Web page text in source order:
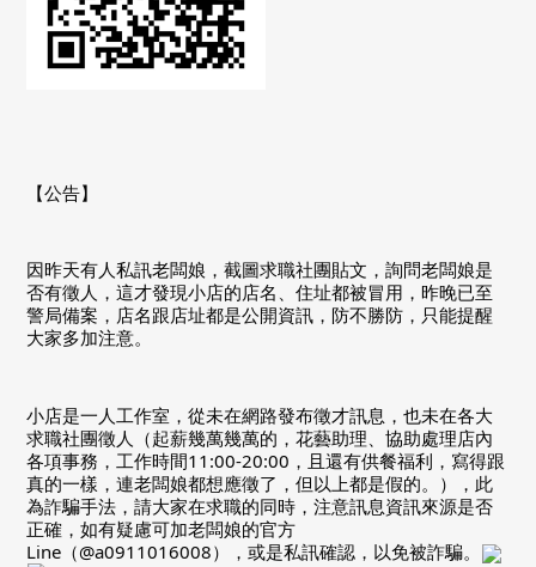
【公告】
因昨天有人私訊老闆娘，截圖求職社團貼文，詢問老闆娘是
否有徵人，這才發現小店的店名、住址都被冒用，昨晚已至
警局備案，店名跟店址都是公開資訊，防不勝防，只能提醒
大家多加注意。
小店是一人工作室，從未在網路發布徵才訊息，也未在各大
求職社團徵人（起薪幾萬幾萬的，花藝助理、協助處理店內
各項事務，工作時間11:00-20:00，且還有供餐福利，寫得跟
真的一樣，連老闆娘都想應徵了，但以上都是假的。），此
為詐騙手法，請大家在求職的同時，注意訊息資訊來源是否
正確，如有疑慮可加老闆娘的官方
Line（@a0911016008），或是私訊確認，以免被詐騙。